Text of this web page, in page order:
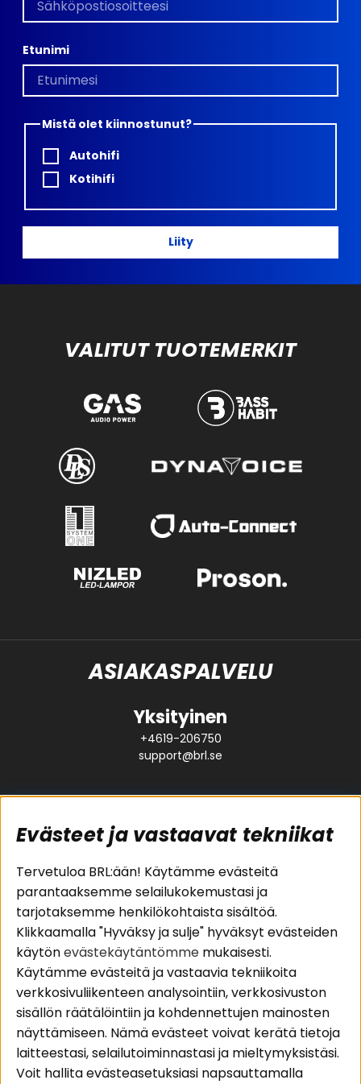
Etunimi
Mistä olet kiinnostunut?
Autohifi
Kotihifi
Liity
VALITUT TUOTEMERKIT
ASIAKASPALVELU
Yksityinen
+4619-206750
support@brl.se
Suositut sivut
Pakettiratkaisut
Autostereot
Kaiuttimet
Päätevahvistimet
Lisätarvikkeet
Kaapelit
Asiakaspalvelu
Evästeet
Huolto- ja
takuutiedot
Ostoehdot
Palautus
Tietosuojapolitiikka
Alueet Seuraa meitä
Evästeet ja vastaavat tekniikat
Tervetuloa BRL:ään! Käytämme evästeitä
parantaaksemme selailukokemustasi ja
tarjotaksemme henkilökohtaista sisältöä.
Klikkaamalla "Hyväksy ja sulje" hyväksyt evästeiden
käytönevästekäytäntömme mukaisesti.
Käytämme evästeitä ja vastaavia tekniikoita
verkkosivuliikenteen analysointiin, verkkosivuston
sisällön räätälöintiin ja kohdennettujen mainosten
näyttämiseen. Nämä evästeet voivat kerätä tietoja
laitteestasi, selailutoiminnastasi ja mieltymyksistäsi.
Voit hallita evästeasetuksiasi napsauttamalla